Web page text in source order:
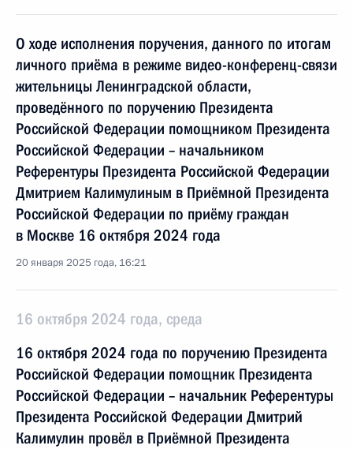
О ходе исполнения поручения, данного по итогам
личного приёма в режиме видео-конференц-связи
жительницы Ленинградской области,
проведённого по поручению Президента
Российской Федерации помощником Президента
Российской Федерации – начальником
Референтуры Президента Российской Федерации
Дмитрием Калимулиным в Приёмной Президента
Российской Федерации по приёму граждан
в Москве 16 октября 2024 года
20 января 2025 года, 16:21
16 октября 2024 года, среда
16 октября 2024 года по поручению Президента
Российской Федерации помощник Президента
Российской Федерации – начальник Референтуры
Президента Российской Федерации Дмитрий
Калимулин провёл в Приёмной Президента